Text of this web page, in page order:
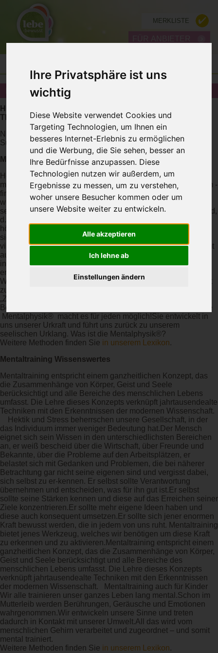
Ihre Privatsphäre ist uns
wichtig
Diese Website verwendet Cookies und
Targeting Technologien, um Ihnen ein
besseres Internet-Erlebnis zu ermöglichen
und die Werbung, die Sie sehen, besser an
Ihre Bedürfnisse anzupassen. Diese
Technologien nutzen wir außerdem, um
Ergebnisse zu messen, um zu verstehen,
woher unsere Besucher kommen oder um
unsere Website weiter zu entwickeln.
Alle akzeptieren
Ich lehne ab
Einstellungen ändern
MERKLISTE
MENTALTRAINING IN VORARLBERG
Hier finden Sie Mentaltraining Anbieter wie Energetiker,
Therapeuten, Institute, Coaches in Vorarlberg
Nutzen Sie auch unsere
Expertensuche
für eine geziele
Suchabfrage
Mentaltraining Wissenswertes
Heilung durch die Überwindung von Raum und Zeit – ist das
möglich? Wo immer man hinschaut – im gesamten Universum -
findet sich im kleinsten Teil die Architektur des Ganzen
wieder.Das Programm verhält sich wie ein Scanner und liest
selbstständig alle nötigen Informationen aus Ihrem Energiefeld,
d.h. der Aura ab. Die Quantenphysik bestätigt eine
höhere Intelligenz – einen „gemeinsamen Architekten“ - der
sich im verbindenden Bauplan aller Details spiegelt. Alles
vibriert, alles klingt, alles ist miteinander verbunden und nimmt
aufeinander Einfluss. Der Mensch ist als einziges Lebewesen
in der Lage, diese Gesetzmäßigkeit des Buches der Natur zu
erkennen. Lebt man im Bewusstsein dieser „Zeitlosen
Weisheit“, so wird man automatisch in die Ganzheit und damit
zur Heilung geführt. Doch wie können wir uns mit dieser
„Zeitlosen Weisheit“ verbinden und dieses Höhere
Bewusstsein und die damit verbundene Heilung erfahren?Die
Mentalphysik® macht es für jeden möglich!Sie entwickelt in
uns unserer Urkraft und führt uns zurück zu unserem
seelischen Urklang. Was ist die Mentalphysik®?
Weitere Methoden finden Sie in unserem Lexikon.
Mentaltraining Wissenswertes
Mentaltraining entspricht einem ganzheitlichen Konzept, das
die Zusammenhänge von Körper, Geist und Seele
berücksichtigt und alle Bereiche des menschlichen Lebens
umfasst. Die Lehre dieses Konzepts verknüpft jahrtausendealte
Techniken mit den Erkenntnissen der modernen Wissenschaft.
Hektik und Stress beherrschen unsere Gesellschaft, in der
das Individuum immer weniger Bedeutung hat.Der Mensch
eignet sich sein Wissen in den unterschiedlichsten Bereichen
an, er weiß bescheid über die Wirtschaft, über Freunde und
Bekannte, über die Probleme auf den Arbeitsplätzen, er
belastet sich mit Gedanken und Problemen, die bei näherer
Betrachtung gar nicht seine eigenen sind und vergisst dabei,
sich selbst zu er-kennen. Er selbst sollte Verantwortung
übernehmen und entscheiden, was für ihn gut ist.Er selbst
sollte seine Stärken kennen und diese auf das Erreichen seiner
Ziele konzentrieren.Er sollte mehr eigene Ideen haben und
diese auch konsequent umsetzen.Er sollte sich jener enormen
Kraft bewusst werden, die in jedem von uns ruht. Mentaltraining
bietet jenes Werkzeug, welches wir benötigen um diese Kraft
zu erkennen und zu aktivieren.Mentaltraining entspricht einem
ganzheitlichen Konzept, das die Zusammenhänge von Körper,
Geist und Seele berücksichtigt und alle Bereiche des
menschlichen Lebens umfasst. Die Lehre dieses Konzepts
verknüpft jahrtausendealte Techniken mit den Erkenntnissen
der modernen Wissenschaft. Mentaltraining auch für Kinder
Wir alle trainieren unser ganzes Leben lang mental.Schon im
Mutterleib werden Berührungen, Geräusche und Emotionen
wahrgenommen.Wir entwickeln unsere Sinne und treten
dadurch in Kontakt mit unserer Umwelt.All das wird vom
menschlichen Gehirn verarbeitet und zugeordnet – und somit
mental trainiert.
Weitere Methoden finden Sie in unserem Lexikon.